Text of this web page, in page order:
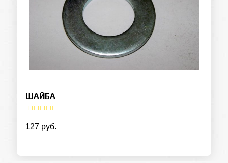
ШАЙБА
127 руб.